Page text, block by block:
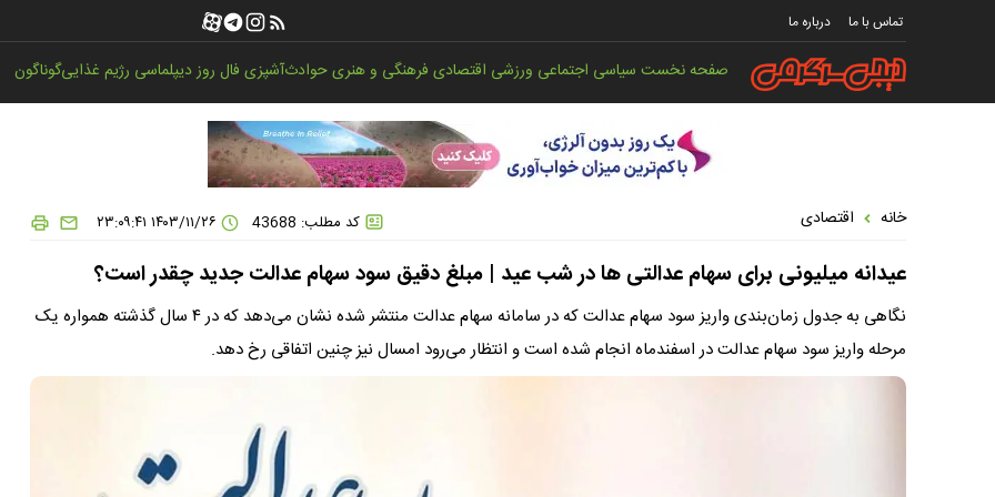
تماس با ما درباره ما
صفحه نخستسیاسی اجتماعی ورزشی اقتصادیفرهنگی و هنریحوادثآشپزیفال روزدیپلماسی رژیم غذاییگوناگون
خانه اقتصادی کد مطلب: 43688
عیدانه میلیونی برای سهام عدالتی ها در شب عید | مبلغ دقیق سود سهام عدالت جدید چقدر است؟
نگاهی به جدول زمان‌بندی واریز سود سهام عدالت که در سامانه سهام عدالت منتشر شده نشان می‌دهد که در ۴ سال گذشته همواره یک
مرحله واریز سود سهام عدالت در اسفندماه انجام شده است و انتظار می‌رود امسال نیز چنین اتفاقی رخ دهد.